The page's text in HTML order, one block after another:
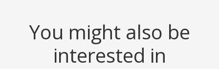
You might also be
interested in